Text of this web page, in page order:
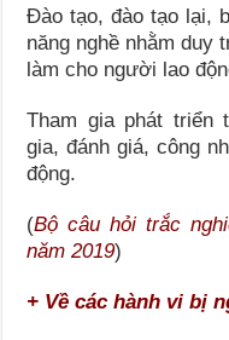
Đào tạo, đào tạo lại,
năng nghề nhằm duy
làm cho người lao
Tham gia phát triển
gia, đánh giá, công
động.
(Bộ câu hỏi trắc
năm 2019)
+ Về các hành vi bị